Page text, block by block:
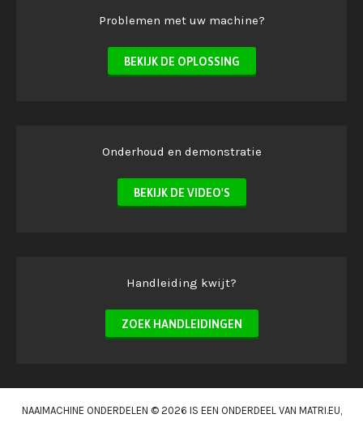
Problemen met uw machine?
BEKIJK DE OPLOSSING
Onderhoud en demonstratie
BEKIJK DE VIDEO'S
Handleiding kwijt?
ZOEK HANDLEIDINGEN
NAAIMACHINE ONDERDELEN © 2026 IS EEN ONDERDEEL VAN MATRI.EU